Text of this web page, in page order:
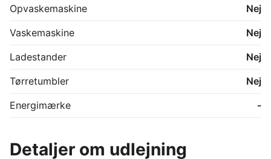
Opvaskemaskine
Nej
Vaskemaskine
Nej
Ladestander
Nej
Tørretumbler
Nej
Energimærke
-
Detaljer om udlejning